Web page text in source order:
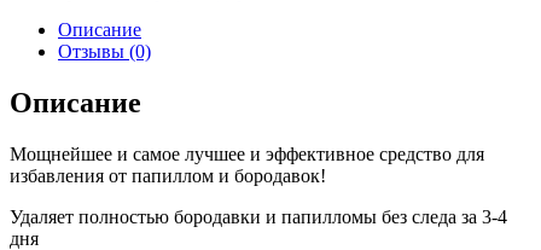
Описание
Отзывы (0)
Описание
Мощнейшее и самое лучшее и эффективное средство для
избавления от папиллом и бородавок!
Удаляет полностью бородавки и папилломы без следа за 3-4
дня